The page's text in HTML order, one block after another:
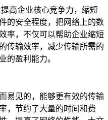
高企业核心竞争力，缩短
的安全程度，把网络上的数
率，不仅可以帮助企业缩短
传输效率，减少传输所需的
的盈利能力。
见的，能够更有效的传输
，节约了大量的时间和费